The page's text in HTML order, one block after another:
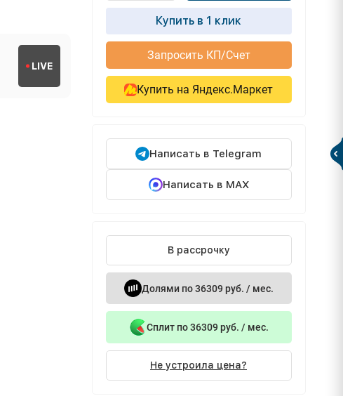
LIVE
Купить в 1 клик
Запросить КП/Счет
Купить на Яндекс.Маркет
Написать в Telegram
Написать в MAX
В рассрочку
Долями по 36309 руб. / мес.
Сплит по 36309 руб. / мес.
Не устроила цена?